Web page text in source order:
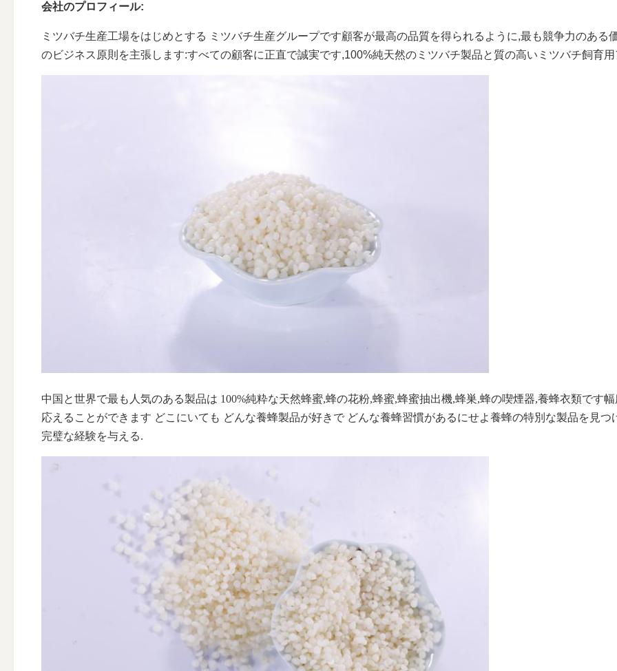
会社のプロフィール:
ミツバチ生産工場をはじめとする ミツバチ生産グループです顧客が最高の品質を得られるように,最も競争力のあ
のビジネス原則を主張します:すべての顧客に正直で誠実です,100%純天然のミツバチ製品と質の高いミツバチ飼育
中国と世界で最も人気のある製品は 100%純粋な天然蜂蜜,蜂の花粉,蜂蜜,蜂蜜抽出機,蜂巣,蜂の喫煙器,養蜂衣類です
応えることができます どこにいても どんな養蜂製品が好きで どんな養蜂習慣があるにせよ養蜂の特別な製品を見
完璧な経験を与える.